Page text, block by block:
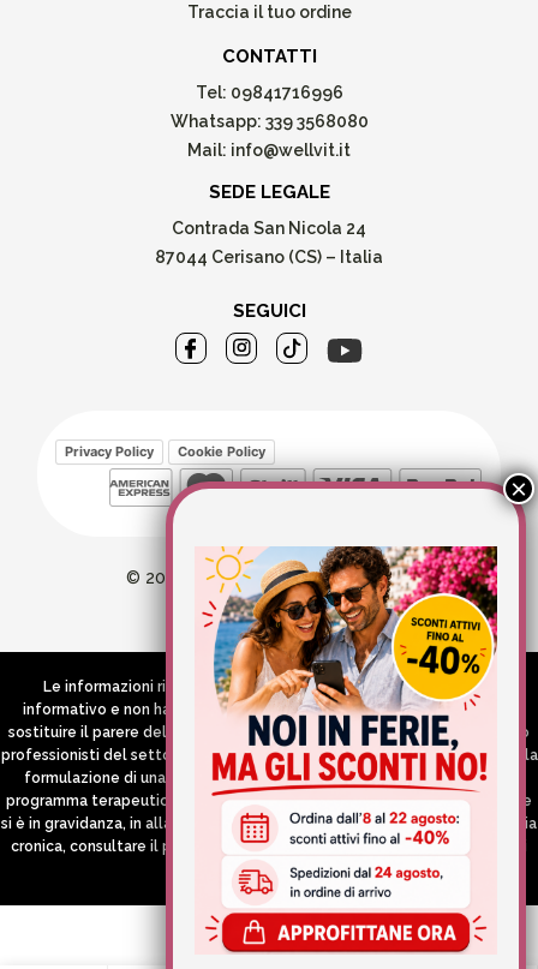
Traccia il tuo ordine
CONTATTI
Tel: 09841716996
Whatsapp: 339 3568080
Mail: info@wellvit.it
SEDE LEGALE
Contrada San Nicola 24
87044 Cerisano (CS) – Italia
SEGUICI
Privacy Policy Cookie Policy
© 2026 Wellvit All Rights Reserved
Credits:Aries comunica
Le informazioni riportate nel Sito hanno esclusivamente scopo
informativo e non hanno in alcun modo né la pretesa né l’obiettivo di
sostituire il parere del medico e/o specialista, di altri operatori sanitari o
professionisti del settore che devono in ogni caso essere contattati per la
formulazione di una diagnosi o l’indicazione di un eventuale corretto
programma terapeutico e/o dietetico e/o di integrazione alimentare. Se
si è in gravidanza, in allattamento o si stanno assumendo farmaci in terapia
cronica, consultare il proprio medico curante prima di assumere qualsiasi
integratore.